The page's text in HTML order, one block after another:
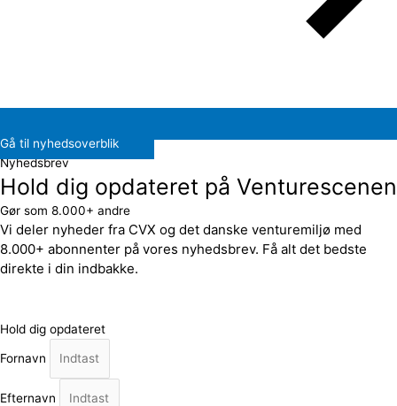
Gå til nyhedsoverblik
Nyhedsbrev
Hold dig opdateret på Venturescenen
Gør som 8.000+ andre
Vi deler nyheder fra CVX og det danske venturemiljø med
8.000+ abonnenter på vores nyhedsbrev. Få alt det bedste
direkte i din indbakke.
Hold dig opdateret
Fornavn
Efternavn